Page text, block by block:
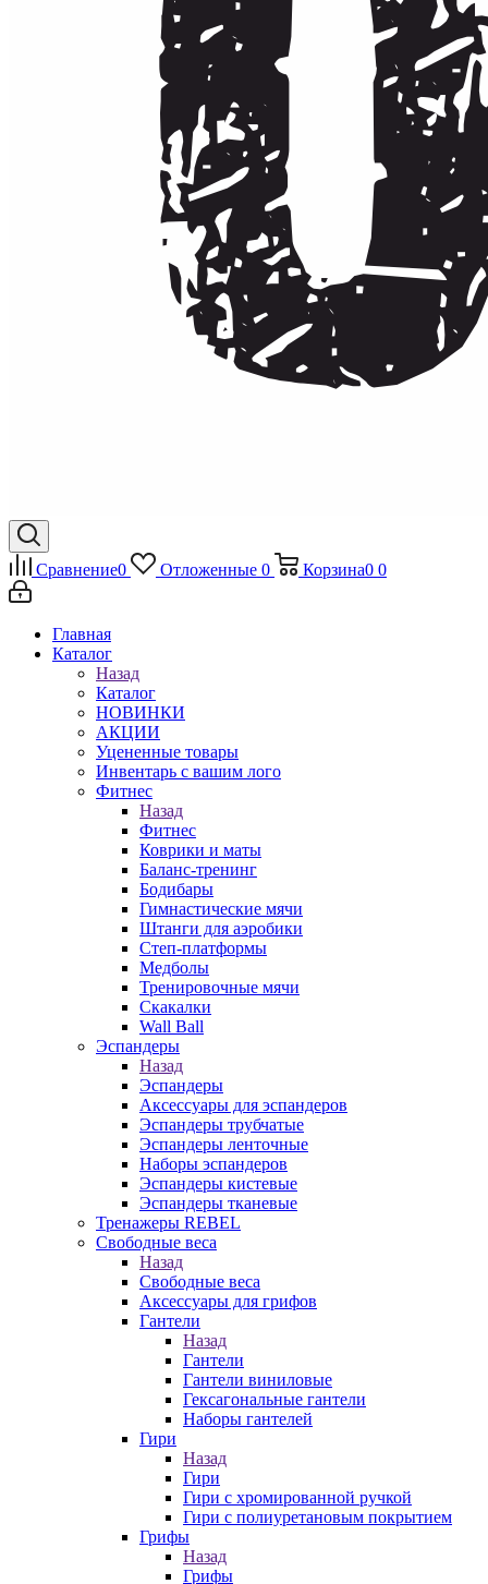
Сравнение0 Отложенные 0 Корзина0 0
Главная
Каталог
Назад
Каталог
НОВИНКИ
АКЦИИ
Уцененные товары
Инвентарь с вашим лого
Фитнес
Назад
Фитнес
Коврики и маты
Баланс-тренинг
Бодибары
Гимнастические мячи
Штанги для аэробики
Степ-платформы
Медболы
Тренировочные мячи
Скакалки
Wall Ball
Эспандеры
Назад
Эспандеры
Аксессуары для эспандеров
Эспандеры трубчатые
Эспандеры ленточные
Наборы эспандеров
Эспандеры кистевые
Эспандеры тканевые
Тренажеры REBEL
Свободные веса
Назад
Свободные веса
Аксессуары для грифов
Гантели
Назад
Гантели
Гантели виниловые
Гексагональные гантели
Наборы гантелей
Гири
Назад
Гири
Гири с хромированной ручкой
Гири с полиуретановым покрытием
Грифы
Назад
Грифы